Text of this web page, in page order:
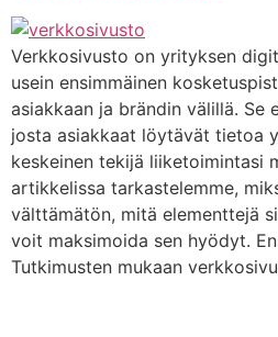
Verkkosivusto on yrityksen
usein ensimmäinen
asiakkaan ja brändin välillä. Se
josta asiakkaat löytävät tietoa
keskeinen tekijä liiketoimintasi
artikkelissa tarkastelemme,
välttämätön, mitä elementtejä
voit maksimoida sen hyödyt.
Tutkimusten mukaan